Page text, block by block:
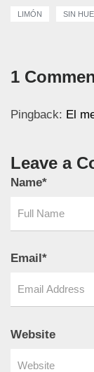
LIMÓN SIN
1
Pingback: El
Leave a
Name*
Email *
Website